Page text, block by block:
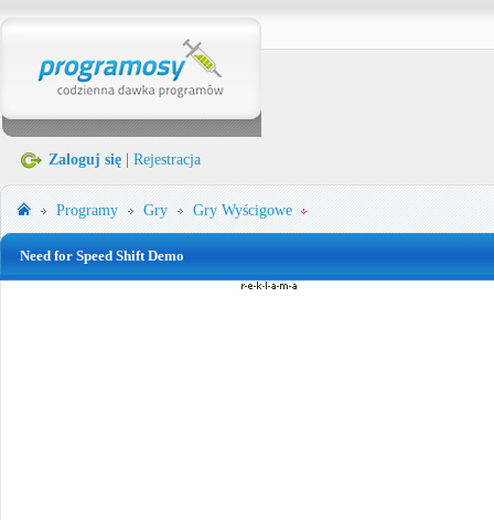
Zaloguj się Rejestracja
Programy Gry Gry Wyścigowe
Need for Speed Shift Demo